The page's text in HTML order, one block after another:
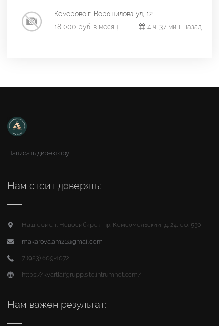
Кемерово г, Ворошилова ул, 12
18 000 руб. в месяц
4 ч. 37 мин. назад
Написать директору
Нам стоит доверять:
Наш офис: г. Новосибирск, пр. Комсомольский, д. 24, оф. 530
makarova.am21@gmail.com
7 (923) 609-1072
https://kvartlaifgrupp.site.intrumnet.com/
Нам важен результат: